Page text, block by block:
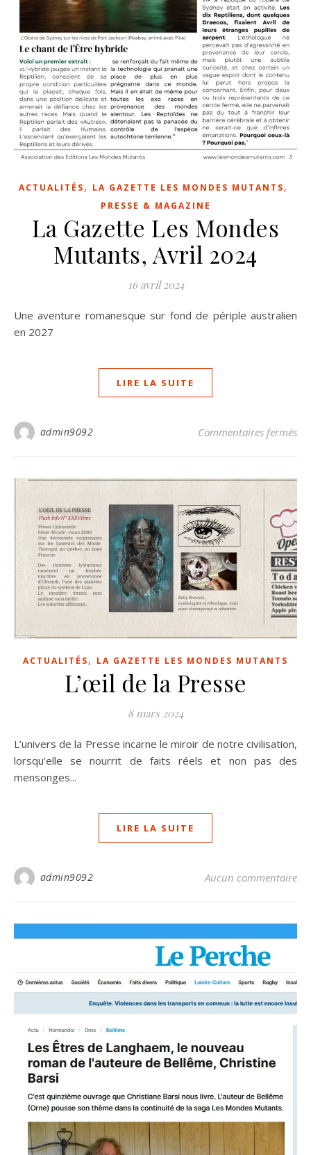
ACTUALITÉS, LA GAZETTE LES MONDES MUTANTS,
PRESSE & MAGAZINE
La Gazette Les Mondes
Mutants, Avril 2024
16 avril 2024
Une aventure romanesque sur fond de périple australien
en 2027
LIRE LA SUITE
admin9092 Commentaires fermés
ACTUALITÉS, LA GAZETTE LES MONDES MUTANTS
L’œil de la Presse
8 mars 2024
L’univers de la Presse incarne le miroir de notre civilisation,
lorsqu’elle se nourrit de faits réels et non pas des
mensonges...
LIRE LA SUITE
admin9092 Aucun commentaire